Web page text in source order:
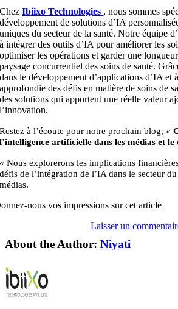
ChezIbiixo Technologies ,nous sommes
développement de solutions d’IA
uniques du secteur de la santé. Notre équipe
à intégrer des outils d’IA pour améliorer les
optimiser les opérations et garder une
paysage concurrentiel des soins de santé.
dans le développement d’applications d’IA et
approfondie des défis en matière de soins de
des solutions qui apportent une réelle valeur
l’innovation.
Restez à l’écoute pour notre prochain blog, «
l’intelligence artificielle dans les médias et le
« Nous explorerons les implications
défis de l’intégration de l’IA dans le secteur
médias.
nous vos impressions sur cet article
Laisser un
About the Author: Niyati